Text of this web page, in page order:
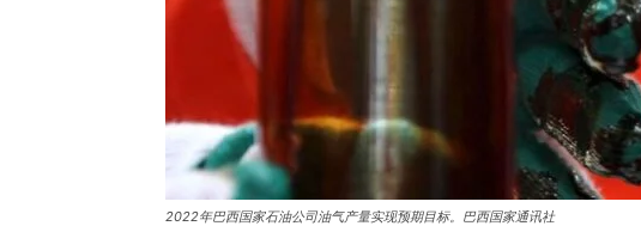
2022年巴西国家石油公司油气产量实现预期目标。巴西国家通讯社